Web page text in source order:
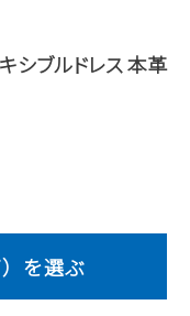
25
シブルドレス 本革